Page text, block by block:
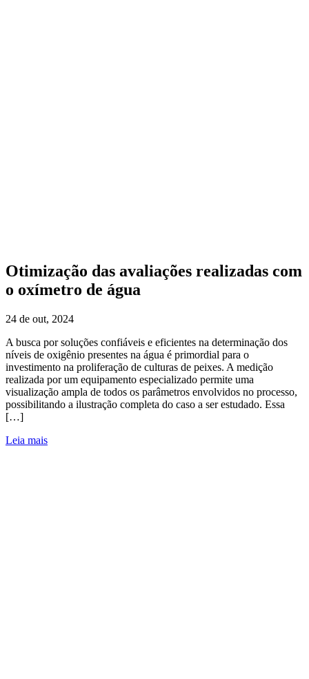
Otimização das avaliações realizadas com
o oxímetro de água
24 de out, 2024
A busca por soluções confiáveis e eficientes na determinação dos
níveis de oxigênio presentes na água é primordial para o
investimento na proliferação de culturas de peixes. A medição
realizada por um equipamento especializado permite uma
visualização ampla de todos os parâmetros envolvidos no processo,
possibilitando a ilustração completa do caso a ser estudado. Essa
[…]
Leia mais